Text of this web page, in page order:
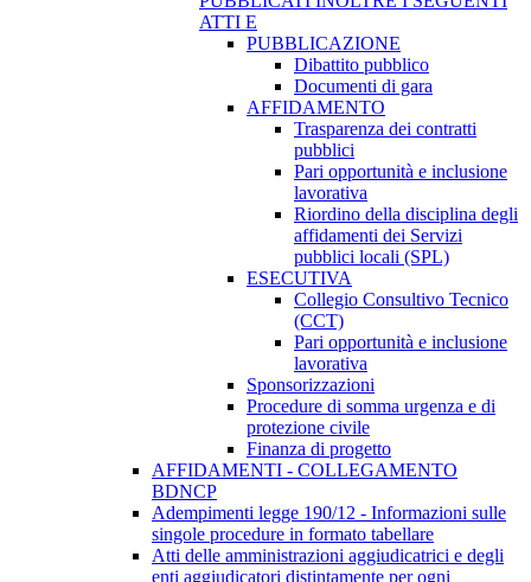
ATTI E
PUBBLICAZIONE
Dibattito pubblico
Documenti di gara
AFFIDAMENTO
Trasparenza dei contratti
pubblici
Pari opportunità e inclusione
lavorativa
Riordino della disciplina degli
affidamenti dei Servizi
pubblici locali (SPL)
ESECUTIVA
Collegio Consultivo Tecnico
(CCT)
Pari opportunità e inclusione
lavorativa
Sponsorizzazioni
Procedure di somma urgenza e di
protezione civile
Finanza di progetto
AFFIDAMENTI - COLLEGAMENTO
BDNCP
Adempimenti legge 190/12 - Informazioni sulle
singole procedure in formato tabellare
Atti delle amministrazioni aggiudicatrici e degli
enti aggiudicatori distintamente per ogni